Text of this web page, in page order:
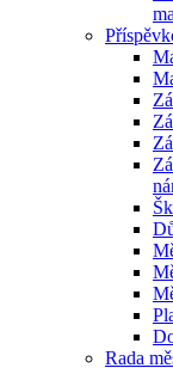
Rada